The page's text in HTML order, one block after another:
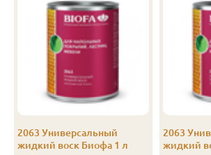
медовый оттенок. Универсальный
не следует применять на
были предварительно подвергнуты
иначе могут образоваться пятна!
Техническое руководство
2063 Универсальный
жидкий воск Биофа 1 л
2063
жидкий